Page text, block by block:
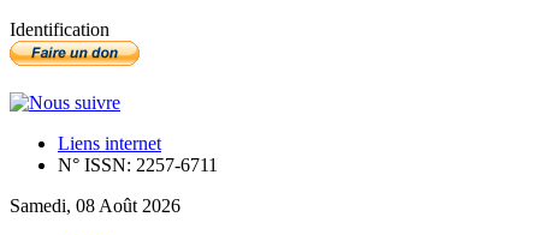
Identification
Liens internet
N° ISSN: 2257-6711
Samedi, 08 Août 2026